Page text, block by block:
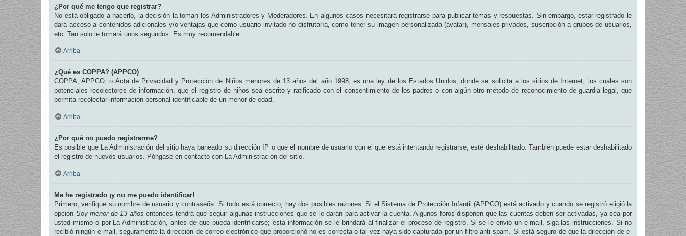
¿Por qué me tengo que registrar?
No está obligado a hacerlo, la decisión la toman los Administradores y Moderadores. En algunos casos necesitará registrarse para publicar temas y respuestas. Sin embargo, estar registrado le
dará acceso a contenidos adicionales y/o ventajas que como usuario invitado no disfrutaría, como tener su imagen personalizada (avatar), mensajes privados, suscripción a grupos de usuarios,
etc. Tan solo le tomará unos segundos. Es muy recomendable.
Arriba
¿Qué es COPPA? (APPCO)
COPPA, APPCO, o Acta de Privacidad y Protección de Niños menores de 13 años del año 1998, es una ley de los Estados Unidos, donde se solicita a los sitios de Internet, los cuales son
potenciales recolectores de información, que el registro de niños sea escrito y ratificado con el consentimiento de los padres o con algún otro método de reconocimiento de guardia legal, que
permita recolectar información personal identificable de un menor de edad.
Arriba
¿Por qué no puedo registrarme?
Es posible que La Administración del sitio haya baneado su dirección IP o que el nombre de usuario con el que está intentando registrarse, esté deshabilitado. También puede estar deshabilitado
el registro de nuevos usuarios. Póngase en contacto con La Administración del sitio.
Arriba
Me he registrado ¡y no me puedo identificar!
Primero, verifique su nombre de usuario y contraseña. Si todo está correcto, hay dos posibles razones. Si el Sistema de Protección Infantil (APPCO) está activado y cuando se registró eligió la
opción Soy menor de 13 años entonces tendrá que seguir algunas instrucciones que se le darán para activar la cuenta. Algunos foros disponen que las cuentas deben ser activadas, ya sea por
usted mismo o por La Administración, antes de que pueda identificarse; esta información se le brindará al finalizar el proceso de registro. Si se le envió un e-mail, siga las instrucciones. Si no
recibió ningún e-mail, seguramente la dirección de correo electrónico que proporcionó no es correcta o tal vez haya sido capturada por un filtro anti-spam. Si está seguro de que la dirección de e-